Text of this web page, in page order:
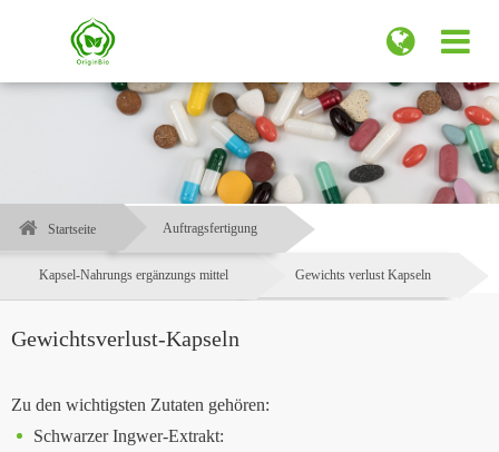
Startseite Auftragsfertigung
Kapsel-Nahrungs ergänzungs mittel Gewichts verlust Kapseln
Gewichtsverlust-Kapseln
Zu den wichtigsten Zutaten gehören:
Schwarzer Ingwer-Extrakt: